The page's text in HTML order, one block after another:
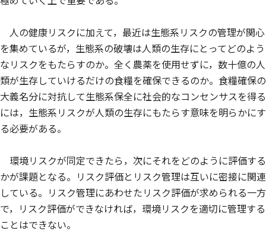
人の健康リスクに加えて，最近は生態系リスクの管理が関心
を集めているが，生態系の破壊は人類の生存にとってどのよう
なリスクをもたらすのか。全く農薬を使用せずに，数十億の人
類が生存していけるだけの食糧を確保できるのか。食糧確保の
大義名分に対抗して生態系保全に社会的なコンセンサスを得る
には，生態系リスクが人類の生存にもたらす意味を明らかにす
る必要がある。
環境リスクが同定できたら，次にそれをどのように評価する
かが課題となる。リスク評価とリスク管理は互いに密接に関連
している。リスク管理にあわせたリスク評価が求められる一方
で，リスク評価ができなければ，環境リスクを適切に管理する
ことはできない。